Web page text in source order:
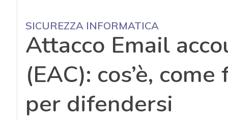
SICUREZZA INFORMATICA
Attacco Email
(EAC): cos’è,
per difendersi